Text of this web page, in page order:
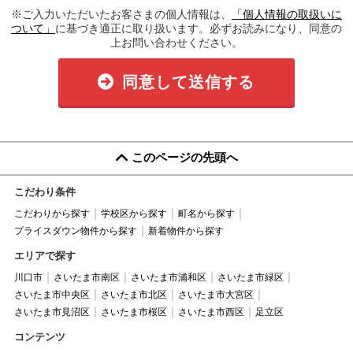
※ご入力いただいたお客さまの個人情報は、
「個人情報の取扱いに
ついて」 に基づき適正に取り扱います。必ずお読みになり、同意の
上お問い合わせください。
同意して送信する
このページの先頭へ
こだわり条件
こだわりから探す 学校区から探す
町名から探す
プライスダウン物件から探す
新着物件から探す
エリアで探す
川口市 さいたま市南区 さいたま市浦和区
さいたま市緑区
さいたま市中央区
さいたま市北区
さいたま市大宮区
さいたま市見沼区
さいたま市桜区 さいたま市西区 足立区
コンテンツ